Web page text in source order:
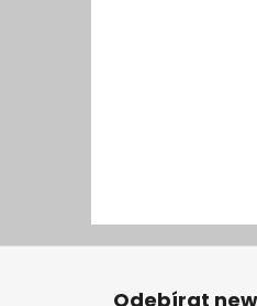
Z
Odebírat